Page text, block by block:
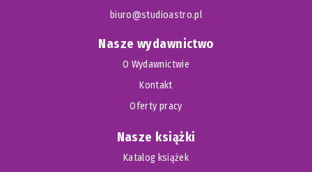
biuro@studioastro.pl
Nasze wydawnictwo
O Wydawnictwie
Kontakt
Oferty pracy
Nasze książki
Katalog książek